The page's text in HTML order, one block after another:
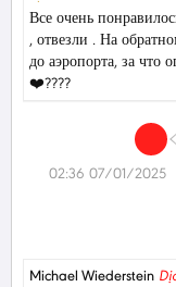
Все очень
, отвезли . На
до аэропорта, за что
❤️????
02:36 07/01/2025
Michael Wiederstein